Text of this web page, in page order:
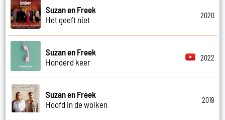
Suzan en Freek
Het geeft niet
2020
Suzan en Freek
Honderd keer
2022
Suzan en Freek
Hoofd in de wolken
2019